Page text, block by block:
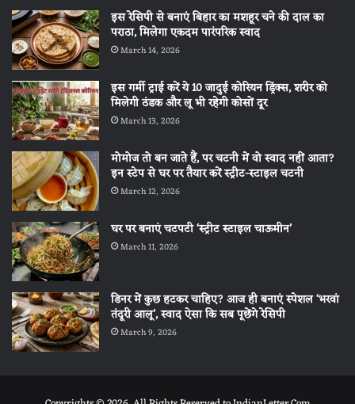
इस रेसिपी से बनाएं बिहार का मशहूर चने की दाल का
पराठा, मिलेगा एकदम पारंपरिक स्वाद
March 14, 2026
इस गर्मी ट्राई करें ये 10 जादुई कोरियन ड्रिंक्स, शरीर को
मिलेगी ठंडक और लू भी रहेगी कोसों दूर
March 13, 2026
मोमोज तो बन जाते हैं, पर चटनी में वो स्वाद नहीं आता?
इन स्टेप से घर पर तैयार करें स्ट्रीट-स्टाइल चटनी
March 12, 2026
घर पर बनाएं चटपटी ‘स्ट्रीट स्टाइल चाऊमीन’
March 11, 2026
डिनर में कुछ हटकर चाहिए? आज ही बनाएं स्पेशल ‘भरवां
तंदूरी आलू’, स्वाद ऐसा कि सब पूछेंगे रेसिपी
March 9, 2026